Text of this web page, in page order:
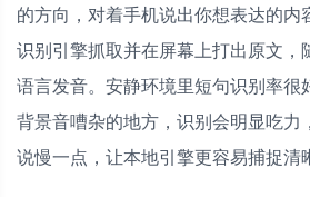
的方向，对着手机说出你想表达的
识别引擎抓取并在屏幕上打出原文，
语言发音。安静环境里短句识别率很
背景音嘈杂的地方，识别会明显吃力
说慢一点，让本地引擎更容易捕捉清